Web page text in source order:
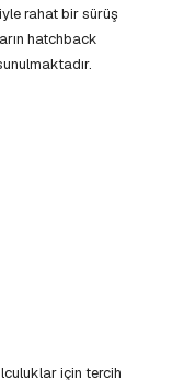
rahat bir sürüş
hatchback
için tercih